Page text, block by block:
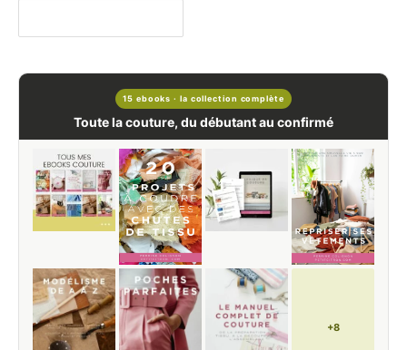
15 ebooks · la collection complète
Toute la couture, du débutant au confirmé
+8